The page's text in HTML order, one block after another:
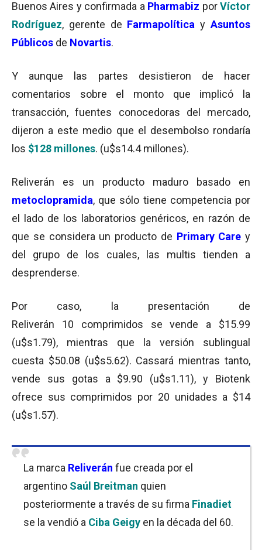
Buenos Aires y confirmada a Pharmabiz porVíctor
Rodríguez, gerente de Farmapolítica yAsuntos
Públicos de Novartis.
Y aunque las partes desistieron de hacer
comentarios sobre el monto que implicó la
transacción, fuentes conocedoras del mercado,
dijeron a este medio que el desembolso rondaría
los $128 millones. (u$s14.4 millones).
Reliverán es un producto maduro basado en
metoclopramida, que sólo tiene competencia por
el lado de los laboratorios genéricos, en razón de
que se considera un producto de Primary Care y
del grupo de los cuales, las multis tienden a
desprenderse.
Por caso, la presentación de
Reliverán 10 comprimidos se vende a $15.99
(u$s1.79), mientras que la versión sublingual
cuesta $50.08 (u$s5.62). Cassará mientras tanto,
vende sus gotas a $9.90 (u$s1.11), y Biotenk
ofrece sus comprimidos por 20 unidades a $14
(u$s1.57).
La marca Reliverán fue creada por el
argentino Saúl Breitman quien
posteriormente a través de su firma Finadiet
se la vendió a Ciba Geigy en la década del 60.